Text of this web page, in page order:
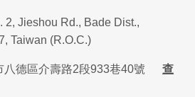
2, Jieshou Rd., Bade Dist.,
Taiwan (R.O.C.)
八德區介壽路2段933巷40號
查